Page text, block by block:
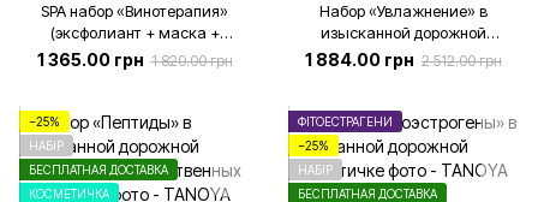
SPA набор «Винотерапия»
(эксфолиант + маска +
эликсир)
1 365.00 грн 1 820.00 грн
Набор «Увлажнение» в
изысканной дорожной
косметичке, 5 продуктов.
1 884.00 грн 2 512.00 грн
−25%
НАБІР
БЕСПЛАТНАЯ ДОСТАВКА
КОСМЕТИЧКА
ФІТОЕСТРАГЕНИ
−25%
НАБІР
БЕСПЛАТНАЯ ДОСТАВКА